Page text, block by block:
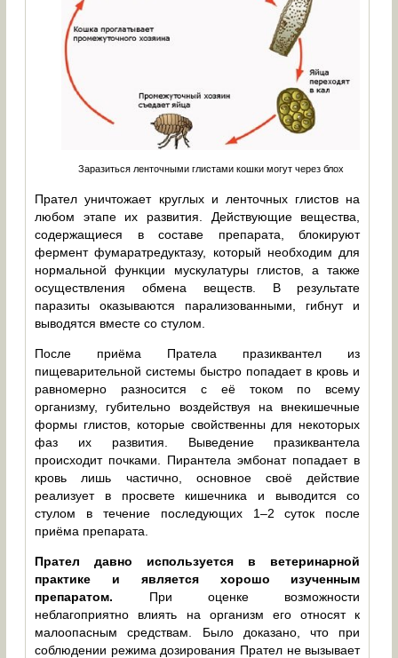
Заразиться ленточными глистами кошки могут через блох
Прател уничтожает круглых и ленточных глистов на
любом этапе их развития. Действующие вещества,
содержащиеся в составе препарата, блокируют
фермент фумаратредуктазу, который необходим для
нормальной функции мускулатуры глистов, а также
осуществления обмена веществ. В результате
паразиты оказываются парализованными, гибнут и
выводятся вместе со стулом.
После приёма Пратела празиквантел из
пищеварительной системы быстро попадает в кровь и
равномерно разносится с её током по всему
организму, губительно воздействуя на внекишечные
формы глистов, которые свойственны для некоторых
фаз их развития. Выведение празиквантела
происходит почками. Пирантела эмбонат попадает в
кровь лишь частично, основное своё действие
реализует в просвете кишечника и выводится со
стулом в течение последующих 1–2 суток после
приёма препарата.
Прател давно используется в ветеринарной
практике и является хорошо изученным
препаратом. При оценке возможности
неблагоприятно влиять на организм его относят к
малоопасным средствам. Было доказано, что при
соблюдении режима дозирования Прател не вызывает